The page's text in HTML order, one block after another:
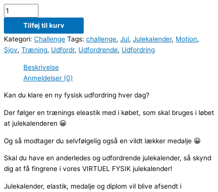
Tilføj til kurv
Kategori: Challenge Tags: challenge, Jul, Julekalender, Motion,
Sjov, Træning, Udfordr, Udfordrende, Udfordring
Beskrivelse
Anmeldelser (0)
Kan du klare en ny fysisk udfordring hver dag?
Der følger en trænings eleastik med i købet, som skal bruges i løbet
at julekalenderen 😀
Og så modtager du selvfølgelig også en vildt lækker medalje 😀
Skal du have en anderledes og udfordrende julekalender, så skynd
dig at få fingrene i vores VIRTUEL FYSIK julekalender!
Julekalender, elastik, medalje og diplom vil blive afsendt i